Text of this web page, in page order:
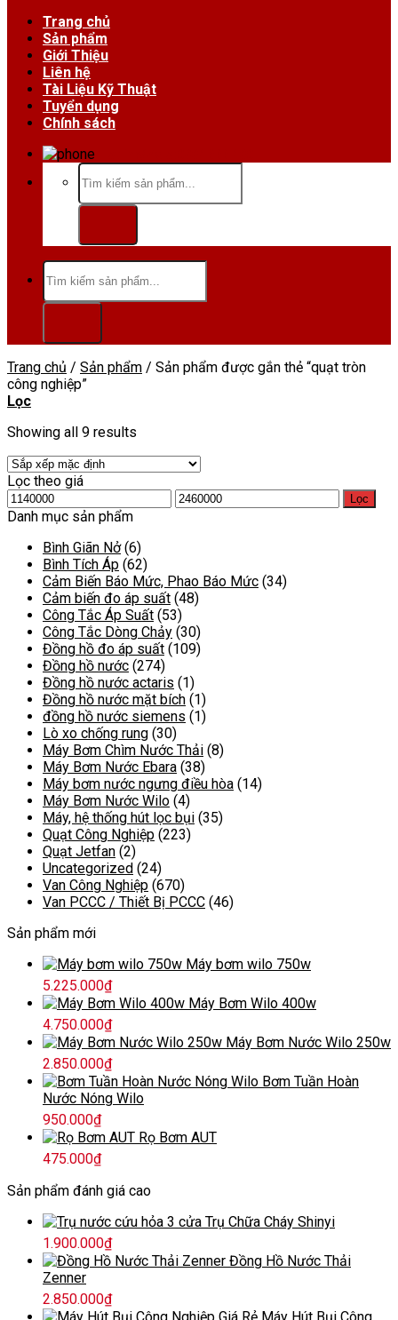
Trang chủ
Sản phẩm
Giới Thiệu
Liên hệ
Tài Liệu Kỹ Thuật
Tuyển dụng
Chính sách
Tìm
kiếm:
Tìm
kiếm:
Trang chủ / Sản phẩm / Sản phẩm được gắn thẻ “quạt tròn
công nghiệp”
Lọc
Showing all 9 results
Lọc theo giá
Giá
tối
Giá
tối
Lọc
Danh mục sản phẩm
Bình Giãn Nở (6)
Bình Tích Áp (62)
Cảm Biến Báo Mức, Phao Báo Mức (34)
Cảm biến đo áp suất (48)
Công Tắc Áp Suất (53)
Công Tắc Dòng Chảy (30)
Đồng hồ đo áp suất (109)
Đồng hồ nước (274)
Đồng hồ nước actaris (1)
Đồng hồ nước mặt bích (1)
đồng hồ nước siemens (1)
Lò xo chống rung (30)
Máy Bơm Chìm Nước Thải (8)
Máy Bơm Nước Ebara (38)
Máy bơm nước ngưng điều hòa (14)
Máy Bơm Nước Wilo (4)
Máy, hệ thống hút lọc bụi (35)
Quạt Công Nghiệp (223)
Quạt Jetfan (2)
Uncategorized (24)
Van Công Nghiệp (670)
Van PCCC / Thiết Bị PCCC (46)
Sản phẩm mới
Máy bơm wilo 750w
5.225.000₫
Máy Bơm Wilo 400w
4.750.000₫
Máy Bơm Nước Wilo 250w
2.850.000₫
Bơm Tuần Hoàn
Nước Nóng Wilo
950.000₫
Rọ Bơm AUT
475.000₫
Sản phẩm đánh giá cao
Trụ Chữa Cháy Shinyi
1.900.000₫
Đồng Hồ Nước Thải
Zenner
2.850.000₫
Máy Hút Bụi Công